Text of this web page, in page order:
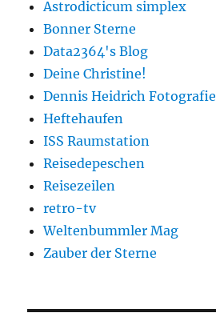
Astrodicticum simplex
Bonner Sterne
Data2364's Blog
Deine Christine!
Dennis Heidrich Fotografie
Heftehaufen
ISS Raumstation
Reisedepeschen
Reisezeilen
retro-tv
Weltenbummler Mag
Zauber der Sterne